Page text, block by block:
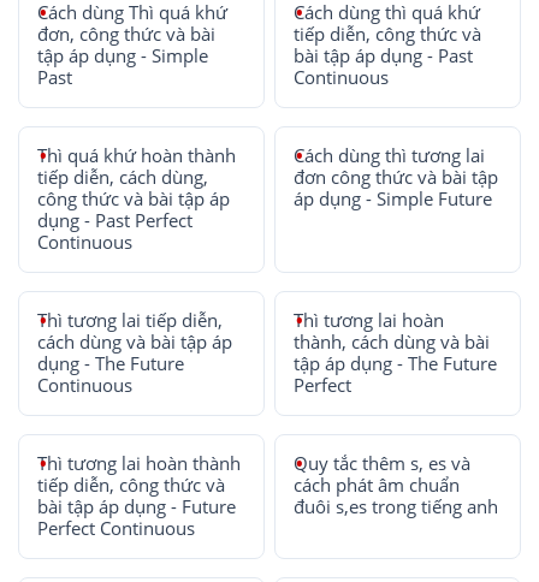
Cách dùng Thì quá khứ
đơn, công thức và bài
tập áp dụng - Simple
Past
Cách dùng thì quá khứ
tiếp diễn, công thức và
bài tập áp dụng - Past
Continuous
Thì quá khứ hoàn thành
tiếp diễn, cách dùng,
công thức và bài tập áp
dụng - Past Perfect
Continuous
Cách dùng thì tương lai
đơn công thức và bài tập
áp dụng - Simple Future
Thì tương lai tiếp diễn,
cách dùng và bài tập áp
dụng - The Future
Continuous
Thì tương lai hoàn
thành, cách dùng và bài
tập áp dụng - The Future
Perfect
Thì tương lai hoàn thành
tiếp diễn, công thức và
bài tập áp dụng - Future
Perfect Continuous
Quy tắc thêm s, es và
cách phát âm chuẩn
đuôi s,es trong tiếng anh